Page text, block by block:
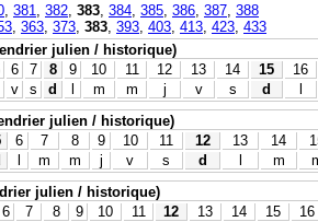
381 382 383 384 385 386 387 388
363 373 383 393 403 413 423 433
julien / historique)
6 7 8 9 10 11 12 13 14 15
16
v s d l m m j v s d
l
julien / historique)
6 7 8 9 10 11 12 13 14
m m j v s d m
julien / historique)
6 7 8 9 10 11 12 13 14 15
16